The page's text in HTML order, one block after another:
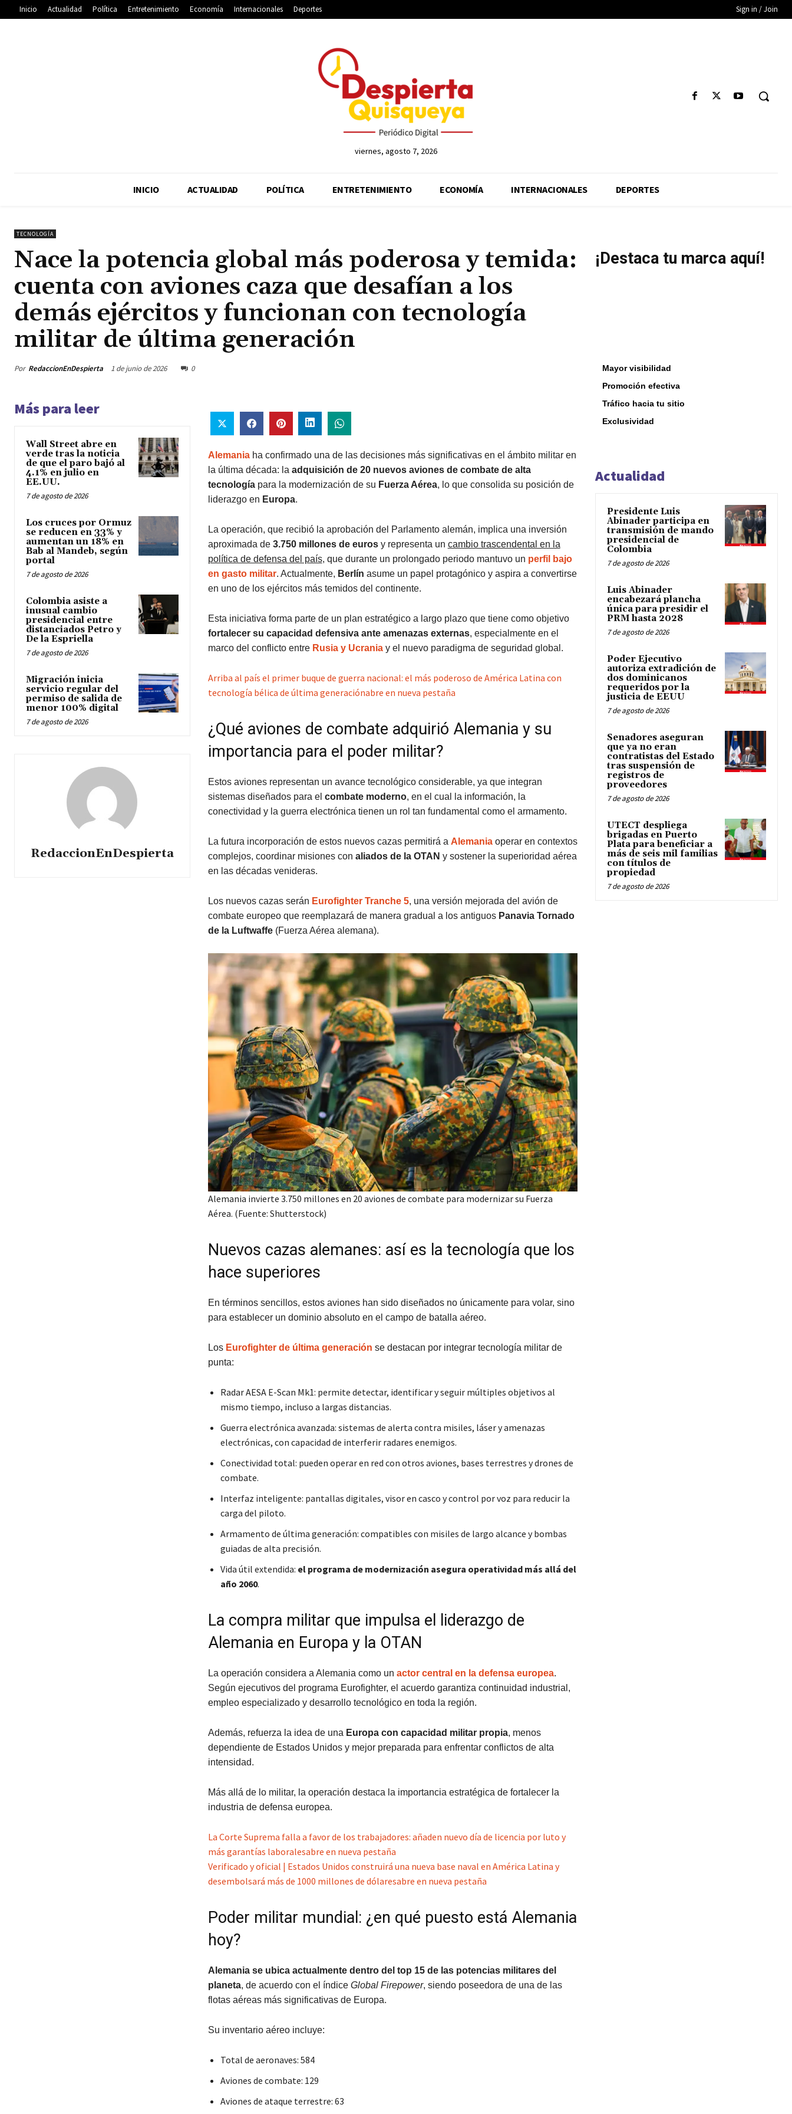
Inicio Actualidad Política Entretenimiento Economía Internacionales Deportes Sign in / Join
viernes, agosto 7, 2026
INICIO ACTUALIDAD POLÍTICA ENTRETENIMIENTO ECONOMÍA INTERNACIONALES DEPORTES
TECNOLOGÍA
Nace la potencia global más poderosa y temida:
cuenta con aviones caza que desafían a los
demás ejércitos y funcionan con tecnología
militar de última generación
Por RedaccionEnDespierta 1 de junio de 2026 0
Más para leer
Wall Street abre en
verde tras la noticia
de que el paro bajó al
4.1% en julio en
EE.UU.
7 de agosto de 2026
Los cruces por Ormuz
se reducen en 33% y
aumentan un 18% en
Bab al Mandeb, según
portal
7 de agosto de 2026
Colombia asiste a
inusual cambio
presidencial entre
distanciados Petro y
De la Espriella
7 de agosto de 2026
Migración inicia
servicio regular del
permiso de salida de
menor 100% digital
7 de agosto de 2026
RedaccionEnDespierta
Alemaniaha confirmado una de las decisiones más significativas en el ámbito militar en
la última década: la adquisición de 20 nuevos aviones de combate de alta
tecnologíapara la modernización de su Fuerza Aérea, lo que consolida su posición de
liderazgo en Europa.
La operación, que recibió la aprobación del Parlamento alemán, implica una inversión
aproximada de 3.750 millones de eurosy representa un cambio trascendental en la
política de defensa del país, que durante un prolongado periodo mantuvo un perfil bajo
en gasto militar. Actualmente, Berlín asume un papel protagónico y aspira a convertirse
en uno de los ejércitos más temidos del continente.
Esta iniciativa forma parte de un plan estratégico a largo plazo que tiene como objetivo
fortalecer su capacidad defensiva ante amenazas externas, especialmente en el
marco del conflicto entre Rusia y Ucraniay el nuevo paradigma de seguridad global.
Arriba al país el primer buque de guerra nacional: el más poderoso de América Latina con
tecnología bélica de última generaciónabre en nueva pestaña
¿Qué aviones de combate adquirió Alemania y su
importancia para el poder militar?
Estos aviones representan un avance tecnológico considerable, ya que integran
sistemas diseñados para el combate moderno, en el cual la información, la
conectividad y la guerra electrónica tienen un rol tan fundamental como el armamento.
La futura incorporación de estos nuevos cazas permitirá a Alemania operar en contextos
complejos, coordinar misiones con aliados de la OTAN y sostener la superioridad aérea
en las décadas venideras.
Los nuevos cazas serán Eurofighter Tranche 5, una versión mejorada del avión de
combate europeo que reemplazará de manera gradual a los antiguos Panavia Tornado
de la Luftwaffe(Fuerza Aérea alemana).
Alemania invierte 3.750 millones en 20 aviones de combate para modernizar su Fuerza
Aérea. (Fuente: Shutterstock)
Nuevos cazas alemanes: así es la tecnología que los
hace superiores
En términos sencillos, estos aviones han sido diseñados no únicamente para volar, sino
para establecer un dominio absoluto en el campo de batalla aéreo.
Los Eurofighter de última generación se destacan por integrar tecnología militar de
punta:
Radar AESA E-Scan Mk1: permite detectar, identificar y seguir múltiples objetivos al
mismo tiempo, incluso a largas distancias.
Guerra electrónica avanzada: sistemas de alerta contra misiles, láser y amenazas
electrónicas, con capacidad de interferir radares enemigos.
Conectividad total: pueden operar en red con otros aviones, bases terrestres y drones de
combate.
Interfaz inteligente: pantallas digitales, visor en casco y control por voz para reducir la
carga del piloto.
Armamento de última generación: compatibles con misiles de largo alcance y bombas
guiadas de alta precisión.
Vida útil extendida: el programa de modernización asegura operatividad más allá del
año 2060.
La compra militar que impulsa el liderazgo de
Alemania en Europa y la OTAN
La operación considera a Alemania como un actor central en la defensa europea.
Según ejecutivos del programa Eurofighter, el acuerdo garantiza continuidad industrial,
empleo especializado y desarrollo tecnológico en toda la región.
Además, refuerza la idea de una Europa con capacidad militar propia, menos
dependiente de Estados Unidos y mejor preparada para enfrentar conflictos de alta
intensidad.
Más allá de lo militar, la operación destaca la importancia estratégica de fortalecer la
industria de defensa europea.
La Corte Suprema falla a favor de los trabajadores: añaden nuevo día de licencia por luto y
más garantías laboralesabre en nueva pestaña
Verificado y oficial | Estados Unidos construirá una nueva base naval en América Latina y
desembolsará más de 1000 millones de dólaresabre en nueva pestaña
Poder militar mundial: ¿en qué puesto está Alemania
hoy?
Alemania se ubica actualmente dentro del top 15 de las potencias militares del
planeta, de acuerdo con el índice Global Firepower, siendo poseedora de una de las
flotas aéreas más significativas de Europa.
Su inventario aéreo incluye:
Total de aeronaves: 584
Aviones de combate: 129
Aviones de ataque terrestre: 63
¡Destaca tu marca aquí!
Mayor visibilidad
Promoción efectiva
Tráfico hacia tu sitio
Exclusividad
Actualidad
Presidente Luis
Abinader participa en
transmisión de mando
presidencial de
Colombia
7 de agosto de 2026
Luis Abinader
encabezará plancha
única para presidir el
PRM hasta 2028
7 de agosto de 2026
Poder Ejecutivo
autoriza extradición de
dos dominicanos
requeridos por la
justicia de EEUU
7 de agosto de 2026
Senadores aseguran
que ya no eran
contratistas del Estado
tras suspensión de
registros de
proveedores
7 de agosto de 2026
UTECT despliega
brigadas en Puerto
Plata para beneficiar a
más de seis mil familias
con títulos de
propiedad
7 de agosto de 2026